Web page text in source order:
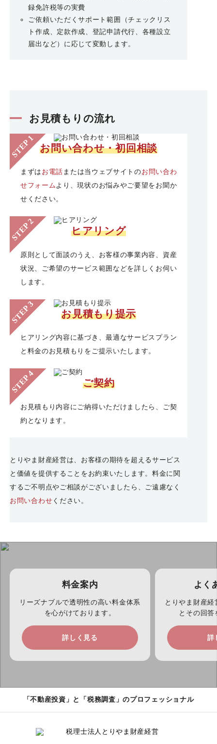
録免許税等の実費
ご依頼いただくサポート範囲（チェックリス
ト作成、定款作成、登記申請代行、各種設立
届出など）に応じて変動します。
お見積もりの流れ
お問い合わせ・初回相談
まずはお電話 または当ウェブサイトのお問い合わ
せフォーム より、現状のお悩みやご要望をお聞か
せください。
ヒアリング
原則として面談のうえ、お客様の事業内容、資産
状況、ご希望のサービス範囲などを詳しくお伺い
します。
お見積もり提示
ヒアリング内容に基づき、最適なサービスプラン
と料金のお見積もりをご提示いたします。
ご契約
お見積もり内容にご納得いただけましたら、ご契
約となります。
とりやま財産経営は、お客様の期待を超えるサービス
と価値を提供することをお約束いたします。料金に関
するご不明点やご相談がございましたら、ご遠慮なく
お問い合わせください。
料金案内
リーズナブルで透明性の高い料金体系
を心がけております。
詳しく見る
よく
とりやま財産
とその回答
詳
「不動産投資」と「税務調査」のプロフェッショナル